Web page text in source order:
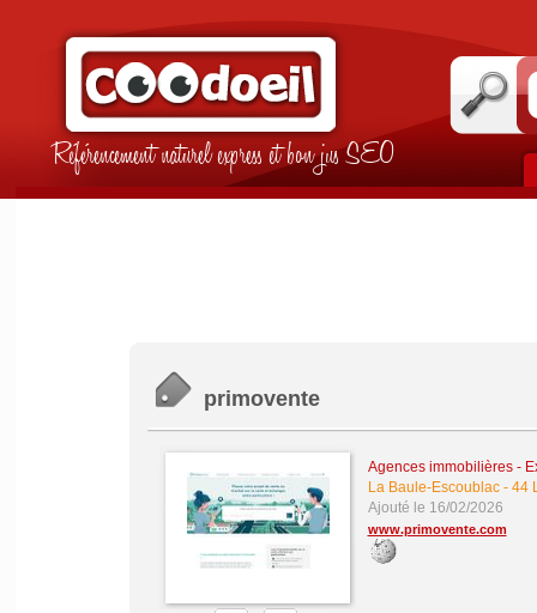
Référencement naturel express et bon jus SEO
primovente
Agences immobilières -
La Baule-Escoublac- 44
Ajouté le 16/02/2026
www.primovente.com